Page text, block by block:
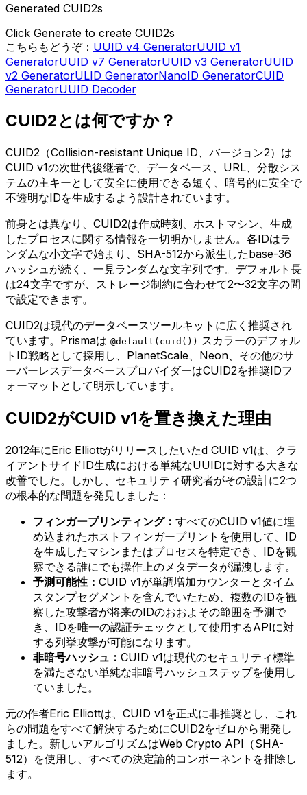
Generated CUID2s
Click Generate to create CUID2s
こちらもどうぞ： UUID v4 GeneratorUUID v1
GeneratorUUID v7 GeneratorUUID v3 GeneratorUUID
v2 GeneratorULID GeneratorNanoID GeneratorCUID
GeneratorUUID Decoder
CUID2とは何ですか？
CUID2（Collision-resistant Unique ID、バージョン2）は
CUID v1の次世代後継者で、データベース、URL、分散シス
テムの主キーとして安全に使用できる短く、暗号的に安全で
不透明なIDを生成するよう設計されています。
前身とは異なり、CUID2は作成時刻、ホストマシン、生成
したプロセスに関する情報を一切明かしません。各IDはラ
ンダムな小文字で始まり、SHA-512から派生したbase-36
ハッシュが続く、一見ランダムな文字列です。デフォルト長
は24文字ですが、ストレージ制約に合わせて2〜32文字の間
で設定できます。
CUID2は現代のデータベースツールキットに広く推奨され
ています。Prismaは @default(cuid())
スカラーのデフォル
トID戦略として採用し、PlanetScale、Neon、その他のサ
ーバーレスデータベースプロバイダーはCUID2を推奨IDフ
ォーマットとして明示しています。
CUID2がCUID v1を置き換えた理由
2012年にEric Elliottがリリースしたいたd CUID v1は、クラ
イアントサイドID生成における単純なUUIDに対する大きな
改善でした。しかし、セキュリティ研究者がその設計に2つ
の根本的な問題を発見しました：
フィンガープリンティング： すべてのCUID v1値に埋
め込まれたホストフィンガープリントを使用して、ID
を生成したマシンまたはプロセスを特定でき、IDを観
察できる誰にでも操作上のメタデータが漏洩します。
予測可能性： CUID v1が単調増加カウンターとタイム
スタンプセグメントを含んでいたため、複数のIDを観
察した攻撃者が将来のIDのおおよその範囲を予測で
き、IDを唯一の認証チェックとして使用するAPIに対
する列挙攻撃が可能になります。
非暗号ハッシュ： CUID v1は現代のセキュリティ標準
を満たさない単純な非暗号ハッシュステップを使用し
ていました。
元の作者Eric Elliottは、CUID v1を正式に非推奨とし、これ
らの問題をすべて解決するためにCUID2をゼロから開発し
ました。新しいアルゴリズムはWeb Crypto API（SHA-
512）を使用し、すべての決定論的コンポーネントを排除し
ます。